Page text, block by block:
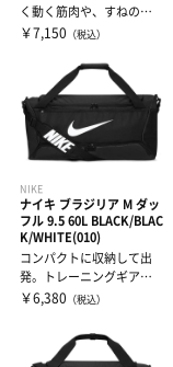
く動く筋肉や、すねのよ
うな圧をかけたくない部
￥7,150 （税込）
NIKE
ナイキ ブラジリア M ダッ
フル 9.5 60L BLACK/BLAC
K/WHITE(010)
コンパクトに収納して出
発。トレーニングギアを
まとめて収納できる、大
￥6,380 （税込）